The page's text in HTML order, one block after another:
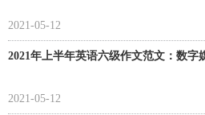
2021-05-12
2021年上半年英语六级作文范文：数字
2021-05-12